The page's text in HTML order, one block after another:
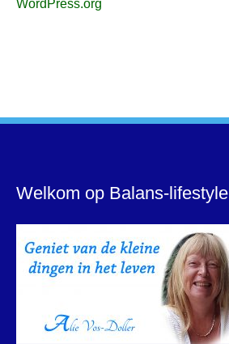
WordPress.org
Welkom op Balans-lifestyle